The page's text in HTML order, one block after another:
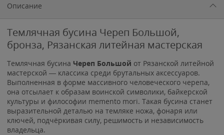
Описание
Темлячная бусина Череп Большой,
бронза, Рязанская литейная мастерская
Темлячная бусина Череп Большой от Рязанской литейной
мастерской — классика среди брутальных аксессуаров.
Выполненная в форме массивного человеческого черепа,
она отсылает к образам воинской символики, байкерской
культуры и философии memento mori. Такая бусина станет
выразительной деталью на темляке ножа, фонаря или
ключей, подчёркивая силу, решимость и независимость
владельца.